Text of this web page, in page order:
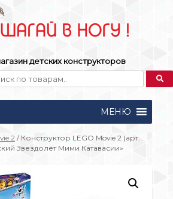
детских конструкторов
МЕНЮ
2 / Конструктор LEGO Movie 2 (арт.
Звездолёт Мими Катавасии»